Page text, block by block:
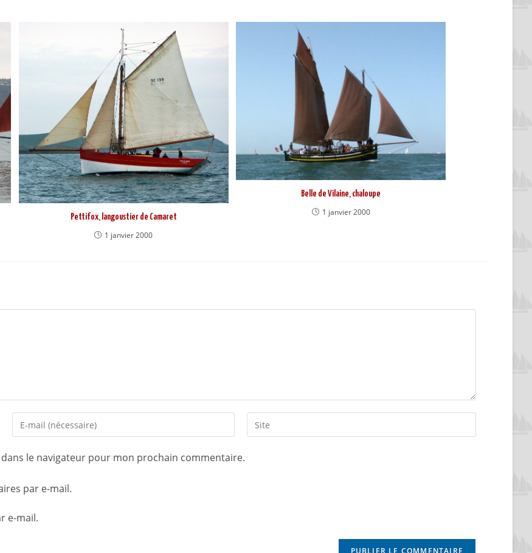
Pettifox, langoustier de Camaret
1 janvier 2000
Belle de Vilaine, chaloupe
1 janvier 2000
le navigateur pour mon prochain commentaire.
par e-mail.
e-mail.